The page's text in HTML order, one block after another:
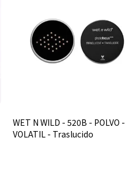
WET N WILD - 520B - POLVO -
VOLATIL - Traslucido